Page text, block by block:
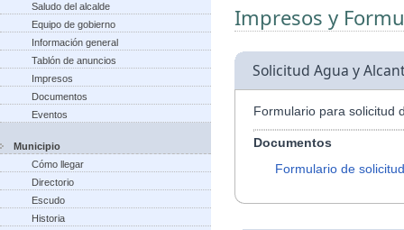
Saludo del alcalde
Equipo de gobierno
Información general
Tablón de anuncios
Impresos
Documentos
Eventos
Municipio
Cómo llegar
Directorio
Escudo
Historia
Impresos y
Solicitud Agua y
Formulario para solicitud
Documentos
Formulario de